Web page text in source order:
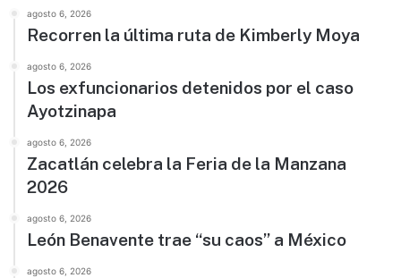
agosto 6, 2026
Recorren la última ruta de Kimberly Moya
agosto 6, 2026
Los exfuncionarios detenidos por el caso
Ayotzinapa
agosto 6, 2026
Zacatlán celebra la Feria de la Manzana
2026
agosto 6, 2026
León Benavente trae “su caos” a México
agosto 6, 2026